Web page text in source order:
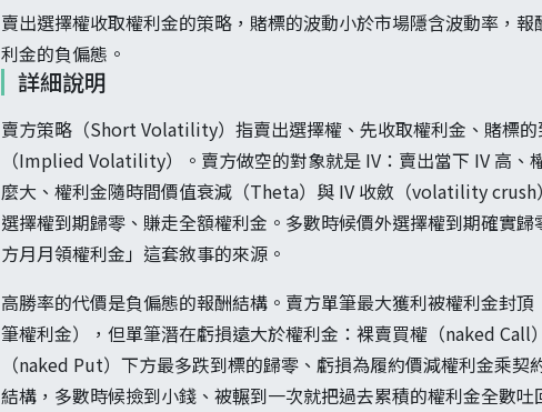
賣出選擇權收取權利金的策略，賭標的波動小於市場隱含波動率，
利金的負偏態。
詳細說明
賣方策略（Short Volatility）指賣出選擇權、先收取權利金、賭標
（Implied Volatility）。賣方做空的對象就是 IV：賣出當下 IV 高、
麼大、權利金隨時間價值衰減（Theta）與 IV 收斂（volatility
選擇權到期歸零、賺走全額權利金。多數時候價外選擇權到期確實
方月月領權利金」這套敘事的來源。
高勝率的代價是負偏態的報酬結構。賣方單筆最大獲利被權利金封
筆權利金），但單筆潛在虧損遠大於權利金：裸賣買權（naked
（naked Put）下方最多跌到標的歸零、虧損為履約價減權利金乘
結構，多數時候撿到小錢、被輾到一次就把過去累積的權利金全數